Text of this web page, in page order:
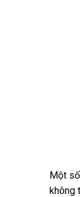
Một
không